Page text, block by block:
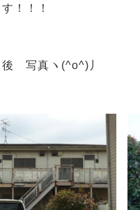
！！！
写真ヽ(^o^)丿